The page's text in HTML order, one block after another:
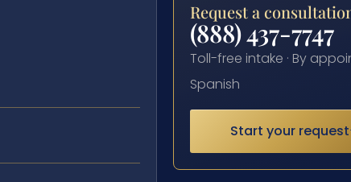
Request a
(888) 437-7747
Toll-free intake · By
Spanish
Start your request